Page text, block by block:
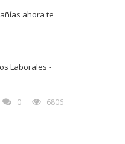
ahora te
0 6806